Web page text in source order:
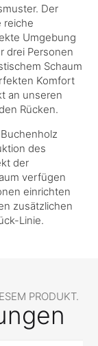
Der
reiche
Umgebung
drei Personen
Schaum
Komfort
an unseren
Rücken.
des
der
verfügen
einrichten
zusätzlichen
Linie.
PRODUKT.